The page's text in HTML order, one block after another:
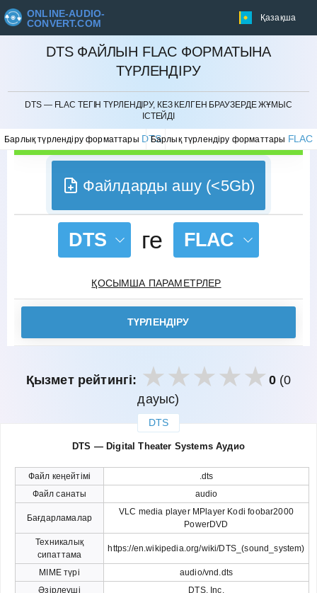
ONLINE-AUDIO-
CONVERT.COM
Қазақша
DTS ФАЙЛЫН FLAC ФОРМАТЫНА
ТҮРЛЕНДІРУ
DTS — FLAC ТЕГІН ТҮРЛЕНДІРУ, КЕЗ КЕЛГЕН БРАУЗЕРДЕ ЖҰМЫС
ІСТЕЙДІ
Барлық түрлендіру форматтары DTSБарлық түрлендіру форматтары FLAC
Файлдарды ашу (<5Gb)
DTS ге FLAC
ҚОСЫМША ПАРАМЕТРЛЕР
ТҮРЛЕНДІРУ
Қызмет рейтингі: 0(0
дауыс)
DTS
DTS — Digital Theater Systems Аудио
Файл кеңейтімі
.dts
Файл санаты
audio
Бағдарламалар
VLC media player MPlayer Kodi foobar2000
PowerDVD
Техникалық
сипаттама
https://en.wikipedia.org/wiki/DTS_(sound_system)
MIME түрі
audio/vnd.dts
Әзірлеуші
DTS, Inc.